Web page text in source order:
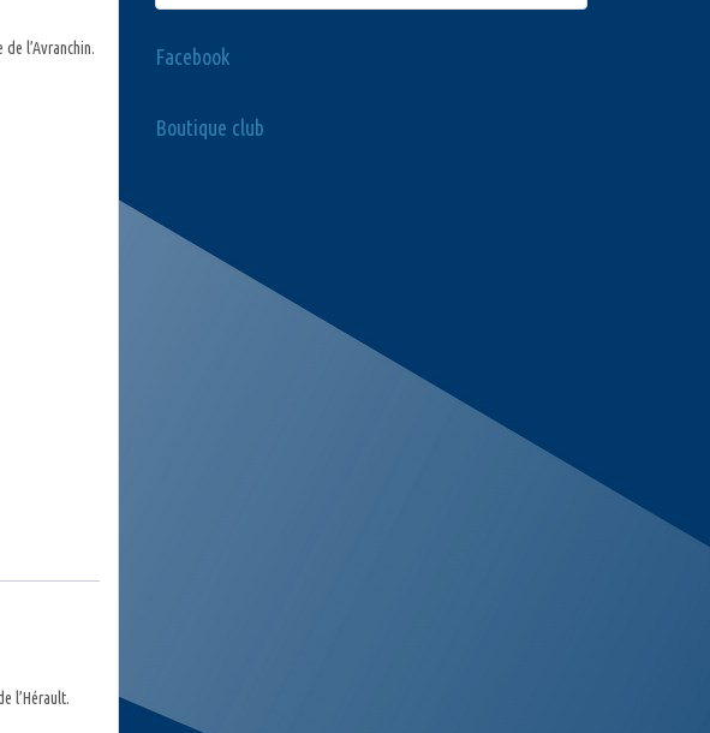
l’Avranchin.
l’Hérault.
Facebook
Boutique club